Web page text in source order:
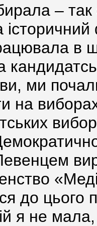
– так
історичний
в
ми
на
до цього
я не